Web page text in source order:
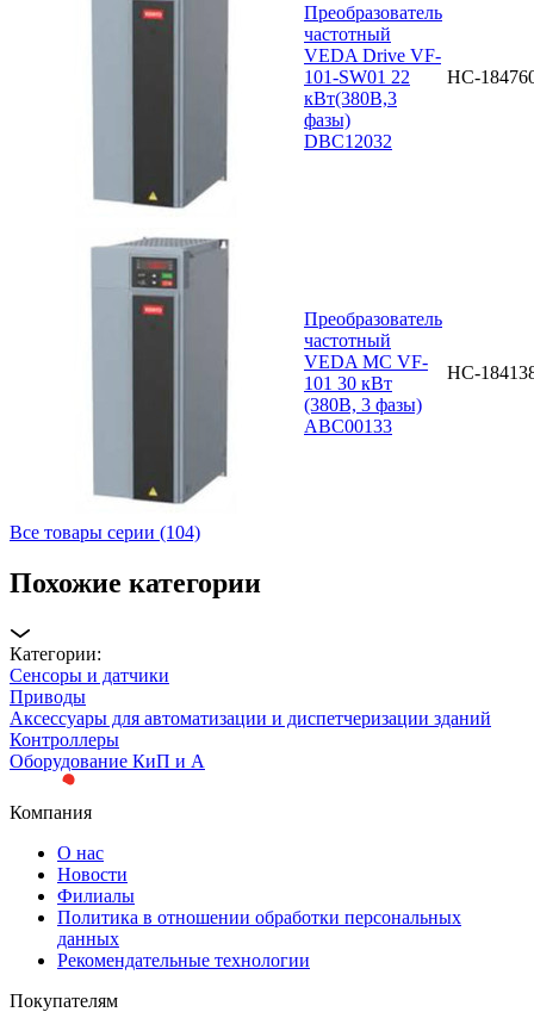
Преобразователь
частотный
VEDA Drive VF-
101-SW01 22
кВт(380В,3
фазы)
DBC12032
НС-
Преобразователь
частотный
VEDA MC VF-
101 30 кВт
(380В, 3 фазы)
ABC00133
НС-
Все товары серии (104)
Похожие категории
Категории:
Сенсоры и датчики
Приводы
Аксессуары для автоматизации и диспетчеризации зданий
Контроллеры
Оборудование КиП и А
Компания
О нас
Новости
Филиалы
Политика в отношении обработки персональных
данных
Рекомендательные технологии
Покупателям